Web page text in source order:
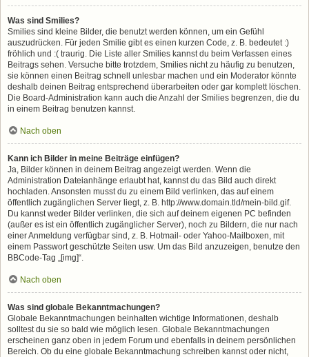
Was sind Smilies?
Smilies sind kleine Bilder, die benutzt werden können, um ein Gefühl
auszudrücken. Für jeden Smilie gibt es einen kurzen Code, z. B. bedeutet :)
fröhlich und :( traurig. Die Liste aller Smilies kannst du beim Verfassen eines
Beitrags sehen. Versuche bitte trotzdem, Smilies nicht zu häufig zu benutzen,
sie können einen Beitrag schnell unlesbar machen und ein Moderator könnte
deshalb deinen Beitrag entsprechend überarbeiten oder gar komplett löschen.
Die Board-Administration kann auch die Anzahl der Smilies begrenzen, die du
in einem Beitrag benutzen kannst.
Nach oben
Kann ich Bilder in meine Beiträge einfügen?
Ja, Bilder können in deinem Beitrag angezeigt werden. Wenn die
Administration Dateianhänge erlaubt hat, kannst du das Bild auch direkt
hochladen. Ansonsten musst du zu einem Bild verlinken, das auf einem
öffentlich zugänglichen Server liegt, z. B. http://www.domain.tld/mein-bild.gif.
Du kannst weder Bilder verlinken, die sich auf deinem eigenen PC befinden
(außer es ist ein öffentlich zugänglicher Server), noch zu Bildern, die nur nach
einer Anmeldung verfügbar sind, z. B. Hotmail- oder Yahoo-Mailboxen, mit
einem Passwort geschützte Seiten usw. Um das Bild anzuzeigen, benutze den
BBCode-Tag „[img]“.
Nach oben
Was sind globale Bekanntmachungen?
Globale Bekanntmachungen beinhalten wichtige Informationen, deshalb
solltest du sie so bald wie möglich lesen. Globale Bekanntmachungen
erscheinen ganz oben in jedem Forum und ebenfalls in deinem persönlichen
Bereich. Ob du eine globale Bekanntmachung schreiben kannst oder nicht,